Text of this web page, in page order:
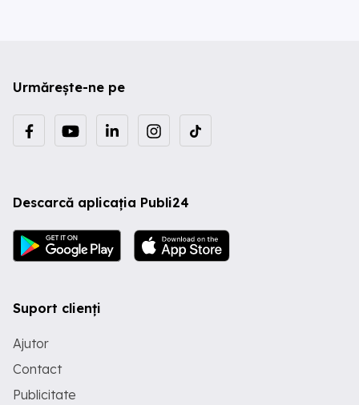
Urmărește-ne pe
Descarcă aplicația Publi24
Suport clienți
Ajutor
Contact
Publicitate